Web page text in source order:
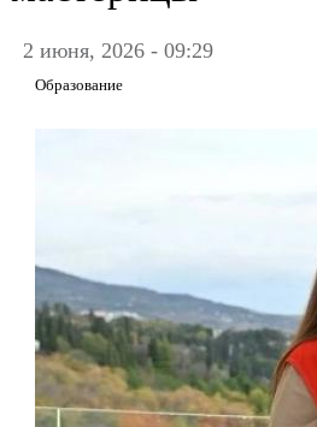
2 июня, 2026 - 09:29
Образование